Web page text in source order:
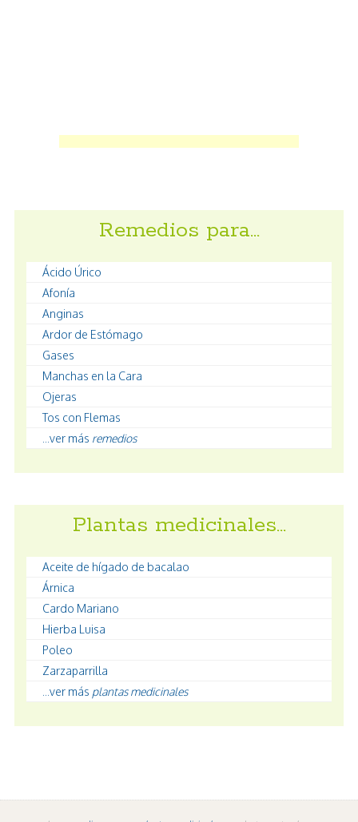
Remedios para…
Ácido Úrico
Afonía
Anginas
Ardor de Estómago
Gases
Manchas en la Cara
Ojeras
Tos con Flemas
...ver más remedios
Plantas medicinales…
Aceite de hígado de bacalao
Árnica
Cardo Mariano
Hierba Luisa
Poleo
Zarzaparrilla
...ver más plantas medicinales